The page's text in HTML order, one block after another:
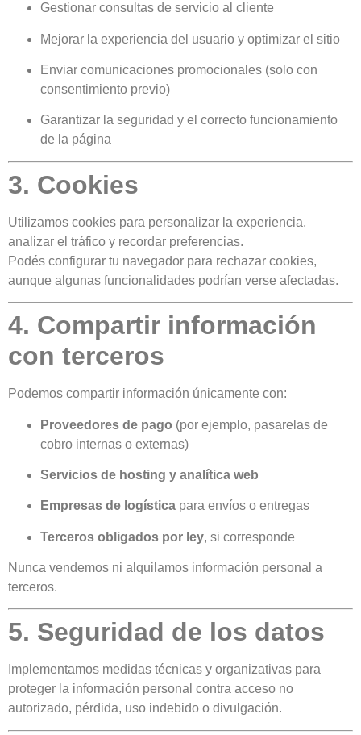
Gestionar consultas de servicio al cliente
Mejorar la experiencia del usuario y optimizar el sitio
Enviar comunicaciones promocionales (solo con
consentimiento previo)
Garantizar la seguridad y el correcto funcionamiento
de la página
3. Cookies
Utilizamos cookies para personalizar la experiencia,
analizar el tráfico y recordar preferencias.
Podés configurar tu navegador para rechazar cookies,
aunque algunas funcionalidades podrían verse afectadas.
4. Compartir información
con terceros
Podemos compartir información únicamente con:
Proveedores de pago (por ejemplo, pasarelas de
cobro internas o externas)
Servicios de hosting y analítica web
Empresas de logística para envíos o entregas
Terceros obligados por ley, si corresponde
Nunca vendemos ni alquilamos información personal a
terceros.
5. Seguridad de los datos
Implementamos medidas técnicas y organizativas para
proteger la información personal contra acceso no
autorizado, pérdida, uso indebido o divulgación.